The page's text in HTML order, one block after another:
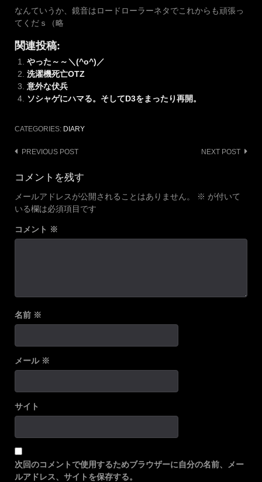
なんていうか、鏡音はロードローラーネタでこれからも頑張っ
てくだｓ（略
関連投稿:
やった～～＼(^o^)／
洗濯機死亡OTZ
意外な伏兵
ソシャゲにハマる。そしてD3をまったり再開。
CATEGORIES: DIARY
Post
navigation
PREVIOUS POST NEXT POST
コメントを残す
メールアドレスが公開されることはありません。 ※ が付いて
いる欄は必須項目です
コメント ※
名前 ※
メール ※
サイト
次回のコメントで使用するためブラウザーに自分の名前、メー
ルアドレス、サイトを保存する。